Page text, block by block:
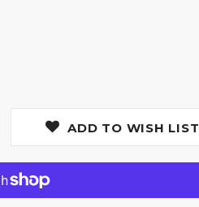
ADD TO WISH LIST